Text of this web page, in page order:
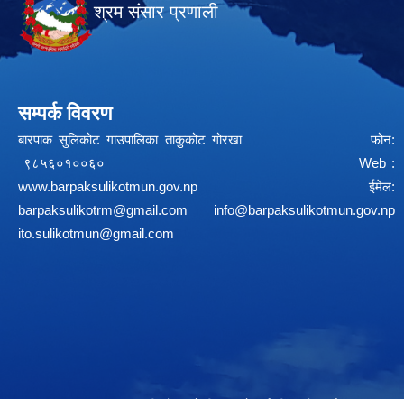
श्रम संसार प्रणाली
सम्पर्क विवरण
बारपाक सुलिकोट गाउपालिका ताकुकोट गोरखा फोन:
९८५६०१००६० Web :
www.barpaksulikotmun.gov.np
ईमेल:
barpaksulikotrm@gmail.com
info@barpaksulikotmun.gov.np
ito.sulikotmun@gmail.com